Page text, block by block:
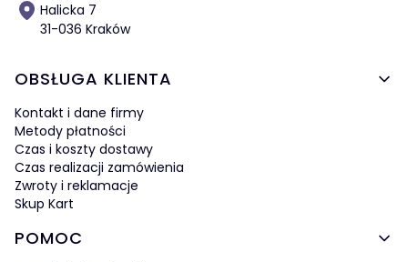
Halicka 7
31-036 Kraków
Linki w stopce
OBSŁUGA KLIENTA
Kontakt i dane firmy
Metody płatności
Czas i koszty dostawy
Czas realizacji zamówienia
Zwroty i reklamacje
Skup Kart
POMOC